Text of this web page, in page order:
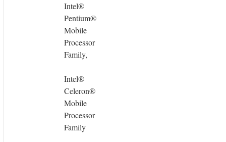
Intel®
Pentium®
Mobile
Processor
Family,
Intel®
Celeron®
Mobile
Processor
Family